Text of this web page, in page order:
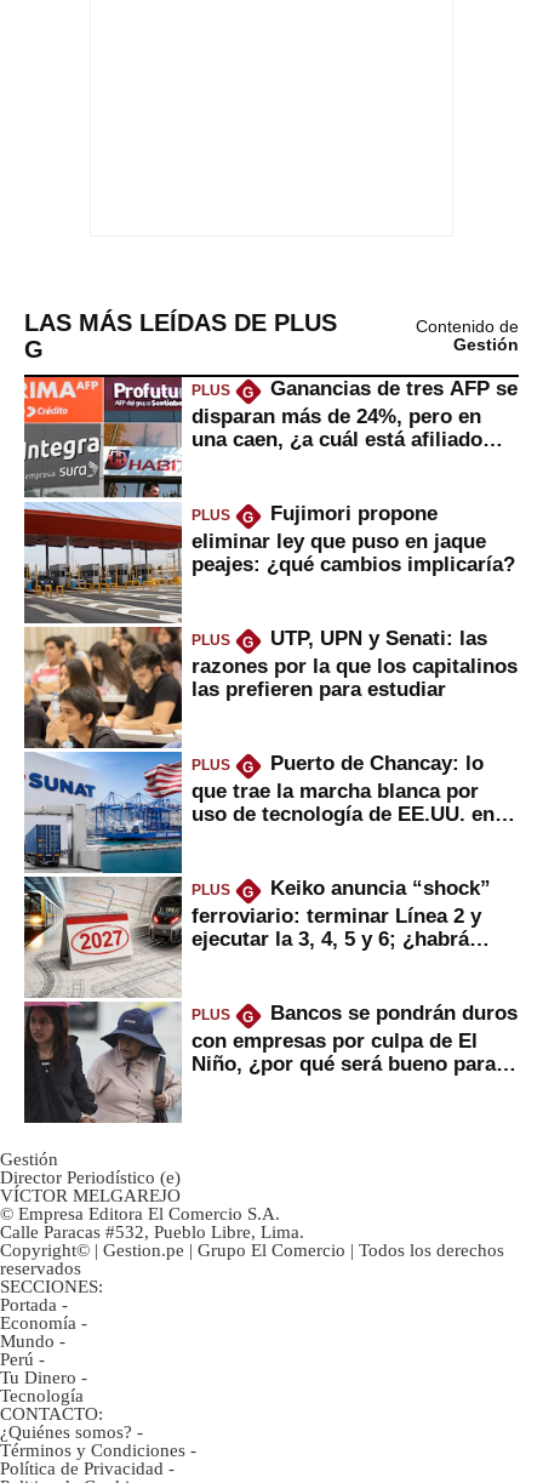
LAS MÁS LEÍDAS DE PLUS
G
Contenido de
Gestión
PLUS G
Ganancias de tres AFP se
disparan más de 24%, pero en
una caen, ¿a cuál está afiliado
PLUS G
Fujimori propone
eliminar ley que puso en jaque
peajes: ¿qué cambios implicaría?
PLUS G
UTP, UPN y Senati: las
razones por la que los capitalinos
las prefieren para estudiar
PLUS G
Puerto de Chancay: lo
que trae la marcha blanca por
uso de tecnología de EE.UU. en
PLUS G
Keiko anuncia “shock”
ferroviario: terminar Línea 2 y
ejecutar la 3, 4, 5 y 6; ¿habrá
PLUS G
Bancos se pondrán duros
con empresas por culpa de El
Niño, ¿por qué será bueno para
Gestión
Director Periodístico (e)
VÍCTOR MELGAREJO
© Empresa Editora El Comercio S.A.
Calle Paracas #532, Pueblo Libre, Lima.
Copyright© | Gestion.pe | Grupo El Comercio | Todos los derechos
reservados
SECCIONES:
Portada -
Economía -
Mundo -
Perú -
Tu Dinero -
Tecnología
CONTACTO:
¿Quiénes somos? -
Términos y Condiciones -
Política de Privacidad -